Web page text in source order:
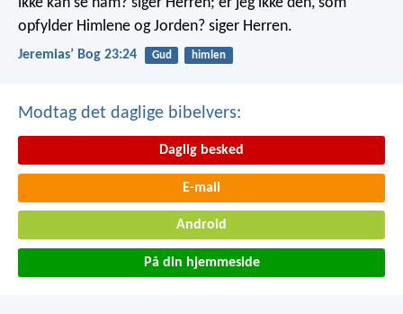
opfylder Himlene og Jorden? siger Herren.
Jeremiasʼ Bog 23:24 Gud himlen
Modtag det daglige bibelvers:
Daglig besked
E-mail
Android
På din hjemmeside